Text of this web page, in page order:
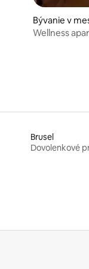
Bývanie v
Wellness
Brusel
Dovolenkové